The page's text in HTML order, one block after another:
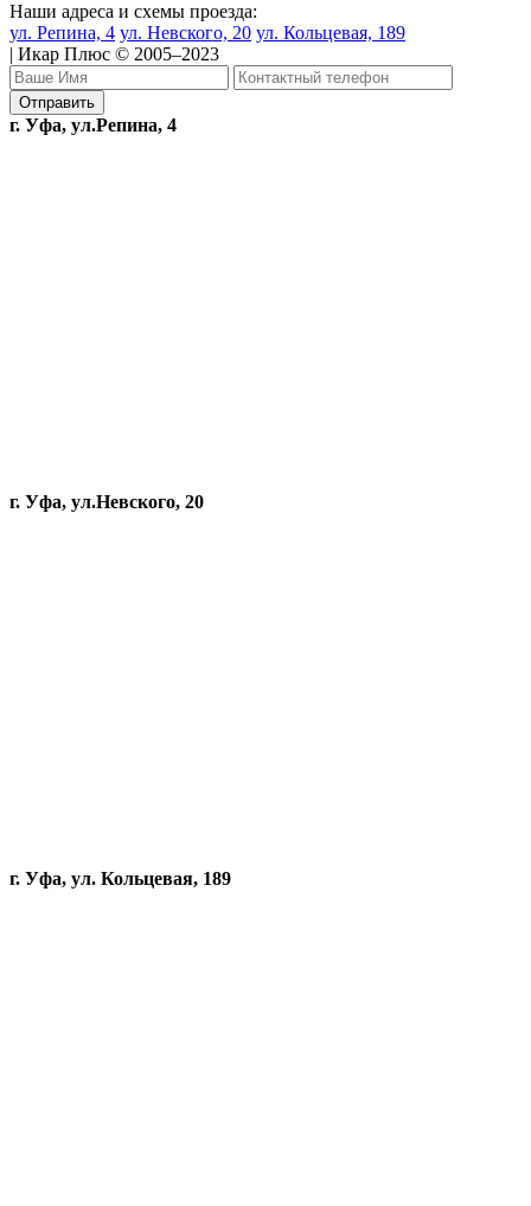
Наши адреса и схемы проезда:
ул. Репина, 4 ул. Невского, 20 ул. Кольцевая, 189
| Икар Плюс © 2005–2023
г. Уфа, ул.Репина, 4
г. Уфа, ул.Невского, 20
г. Уфа, ул. Кольцевая, 189